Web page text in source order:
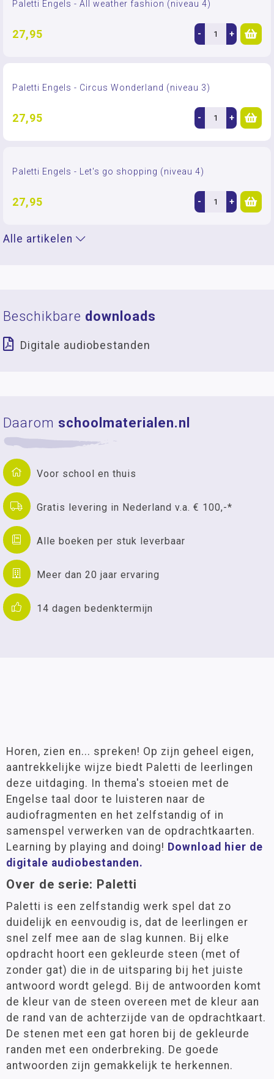
Paletti Engels - All weather fashion (niveau 4)
27,95 - +
Paletti Engels - Circus Wonderland (niveau 3)
27,95 - +
Paletti Engels - Let's go shopping (niveau 4)
27,95 - +
Alle artikelen
Beschikbare downloads
Digitale audiobestanden
Daarom schoolmaterialen.nl
Voor school en thuis
Gratis levering in Nederland v.a. € 100,-*
Alle boeken per stuk leverbaar
Meer dan 20 jaar ervaring
14 dagen bedenktermijn
Horen, zien en... spreken! Op zijn geheel eigen,
aantrekkelijke wijze biedt Paletti de leerlingen
deze uitdaging. In thema's stoeien met de
Engelse taal door te luisteren naar de
audiofragmenten en het zelfstandig of in
samenspel verwerken van de opdrachtkaarten.
Learning by playing and doing! Download hier de
digitale audiobestanden.
Over de serie: Paletti
Paletti is een zelfstandig werk spel dat zo
duidelijk en eenvoudig is, dat de leerlingen er
snel zelf mee aan de slag kunnen. Bij elke
opdracht hoort een gekleurde steen (met of
zonder gat) die in de uitsparing bij het juiste
antwoord wordt gelegd. Bij de antwoorden komt
de kleur van de steen overeen met de kleur aan
de rand van de achterzijde van de opdrachtkaart.
De stenen met een gat horen bij de gekleurde
randen met een onderbreking. De goede
antwoorden zijn gemakkelijk te herkennen.